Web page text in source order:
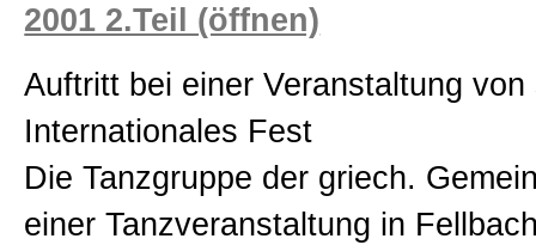
2001 2.Teil (öffnen)
Auftritt bei einer Veranstaltung
Internationales Fest
Die Tanzgruppe der griech.
einer Tanzveranstaltung in